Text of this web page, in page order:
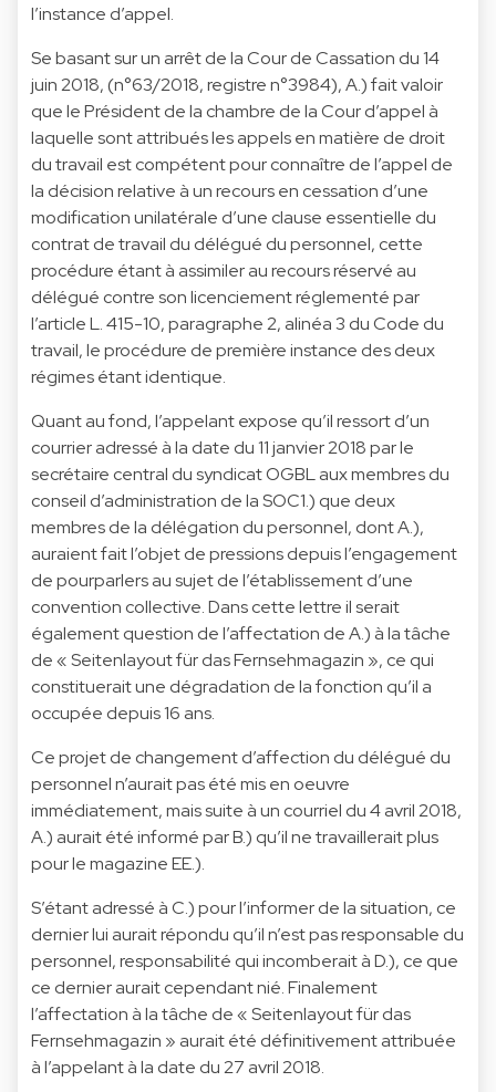
l’instance d’appel.
Se basant sur un arrêt de la Cour de Cassation du 14
juin 2018, (n°63/2018, registre n°3984), A.) fait valoir
que le Président de la chambre de la Cour d’appel à
laquelle sont attribués les appels en matière de droit
du travail est compétent pour connaître de l’appel de
la décision relative à un recours en cessation d’une
modification unilatérale d’une clause essentielle du
contrat de travail du délégué du personnel, cette
procédure étant à assimiler au recours réservé au
délégué contre son licenciement réglementé par
l’article L. 415-10, paragraphe 2, alinéa 3 du Code du
travail, le procédure de première instance des deux
régimes étant identique.
Quant au fond, l’appelant expose qu’il ressort d’un
courrier adressé à la date du 11 janvier 2018 par le
secrétaire central du syndicat OGBL aux membres du
conseil d’administration de la SOC1.) que deux
membres de la délégation du personnel, dont A.),
auraient fait l’objet de pressions depuis l’engagement
de pourparlers au sujet de l’établissement d’une
convention collective. Dans cette lettre il serait
également question de l’affectation de A.) à la tâche
de « Seitenlayout für das Fernsehmagazin », ce qui
constituerait une dégradation de la fonction qu’il a
occupée depuis 16 ans.
Ce projet de changement d’affection du délégué du
personnel n’aurait pas été mis en oeuvre
immédiatement, mais suite à un courriel du 4 avril 2018,
A.) aurait été informé par B.) qu’il ne travaillerait plus
pour le magazine EE.).
S’étant adressé à C.) pour l’informer de la situation, ce
dernier lui aurait répondu qu’il n’est pas responsable du
personnel, responsabilité qui incomberait à D.), ce que
ce dernier aurait cependant nié. Finalement
l’affectation à la tâche de « Seitenlayout für das
Fernsehmagazin » aurait été définitivement attribuée
à l’appelant à la date du 27 avril 2018.